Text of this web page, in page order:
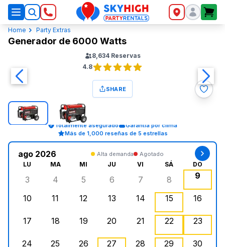
SkyHigh Logo
Home Party Extras
Generador de 6000 Watts
8,634 Reservas
4.8
SHARE
Totalmente asegurado
Garantía por clima
Más de 1,000 reseñas de 5 estrellas
ago 2026 Alta demanda Agotado
LU MA MI JU VI SÁ DO
lunes, agosto 3, 2026
3
martes, agosto 4, 2026
4
miércoles, agosto 5, 2026
5
jueves, agosto 6, 2026
6
viernes, agosto 7,
7
sábado,
8 9
10
11
12
13
14
15
16
17
18
19
20
21
22
23
24
25
26
27
28
29
30